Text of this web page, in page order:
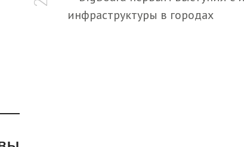
инфраструктуры в городах